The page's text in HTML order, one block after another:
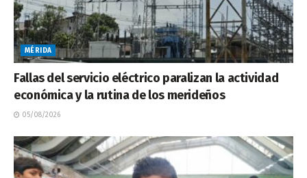
MÉRIDA
Fallas del servicio eléctrico paralizan la actividad
económica y la rutina de los merideños
05/08/2026